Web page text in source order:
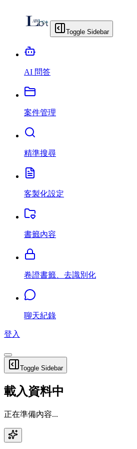
Toggle Sidebar
AI 問答
案件管理
精準搜尋
客製化設定
書籤內容
卷證書籤、去識別化
聊天紀錄
登入
Toggle Sidebar
載入資料中
正在準備內容...